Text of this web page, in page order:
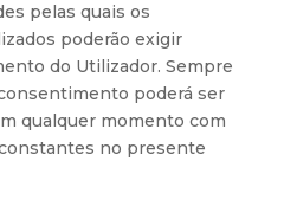
pelas quais os
poderão exigir
do Utilizador. Sempre
poderá ser
qualquer momento com
no presente